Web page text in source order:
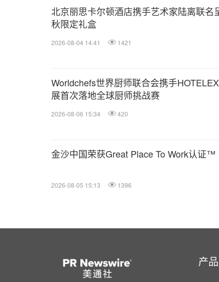
北京丽思卡尔顿酒店携手艺术家陆离联名
秋限定礼盒
2026-08-04 14:41 1421
Worldchefs世界厨师联合会携手
展首次落地全球厨师挑战赛
2026-08-06 15:34 420
金沙中国荣获Great Place To Work认证™
2026-08-05 15:13 1396
产